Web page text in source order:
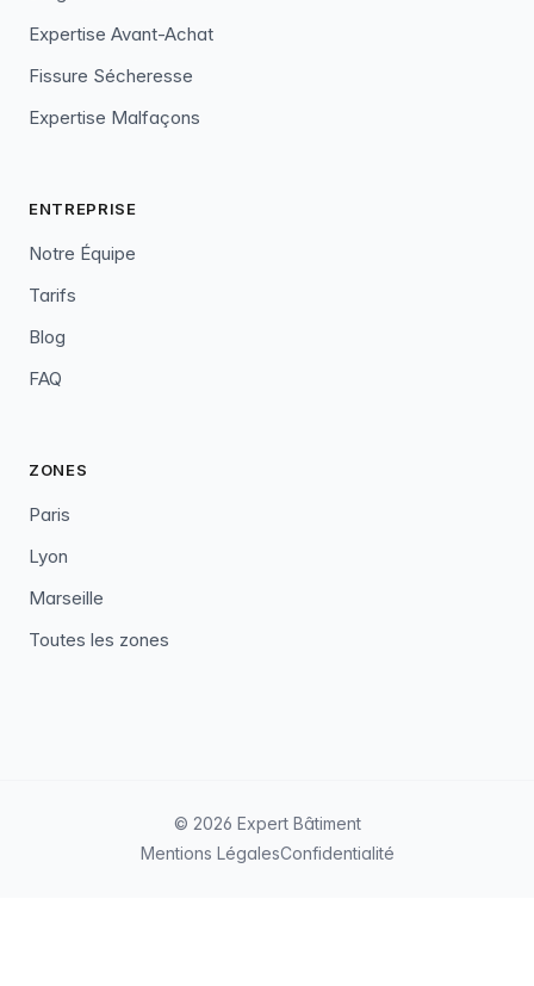
Expertise Avant-Achat
Fissure Sécheresse
Expertise Malfaçons
ENTREPRISE
Notre Équipe
Tarifs
Blog
FAQ
ZONES
Paris
Lyon
Marseille
Toutes les zones
© 2026 Expert Bâtiment
Mentions LégalesConfidentialité